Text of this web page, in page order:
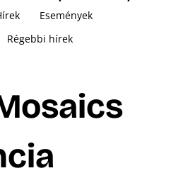
Események
Régebbi hírek